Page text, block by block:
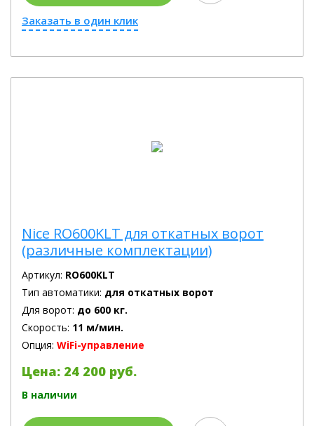
Заказать в один клик
Nice RO600KLT для откатных ворот
(различные комплектации)
Артикул: RO600KLT
Тип автоматики: для откатных ворот
Для ворот: до 600 кг.
Скорость: 11 м/мин.
Опция: WiFi-управление
Цена: 24 200 руб.
В наличии